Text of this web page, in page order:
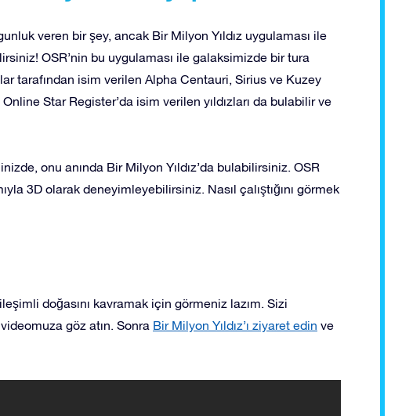
veren bir şey, ancak Bir Milyon Yıldız uygulaması ile
OSR’nin bu uygulaması ile galaksimizde bir tura
tarafından isim verilen Alpha Centauri, Sirius ve Kuzey
Online Star Register’da isim verilen yıldızları da bulabilir ve
onu anında Bir Milyon Yıldız’da bulabilirsiniz. OSR
3D olarak deneyimleyebilirsiniz. Nasıl çalıştığını görmek
doğasını kavramak için görmeniz lazım. Sizi
göz atın. Sonra Bir Milyon Yıldız’ı ziyaret edin ve